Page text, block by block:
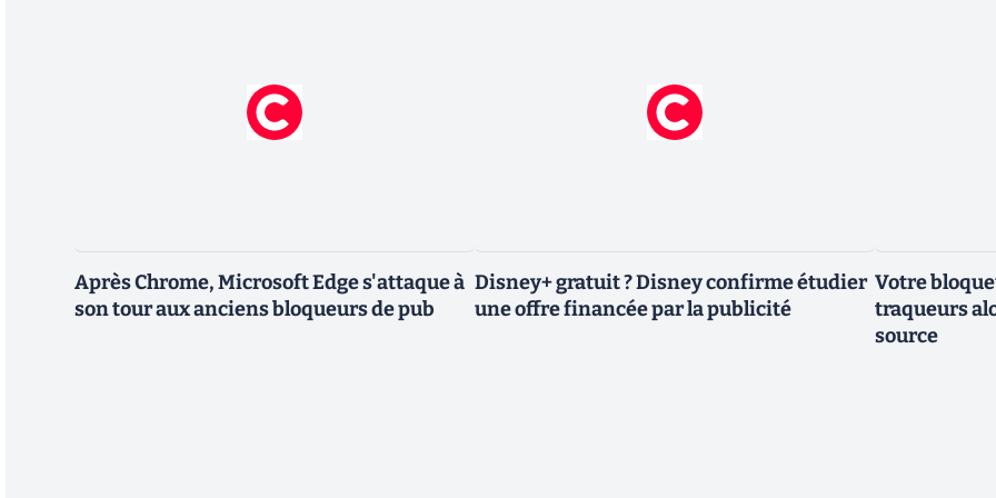
Après Chrome, Microsoft Edge s'attaque à
son tour aux anciens bloqueurs de pub
Disney+ gratuit ? Disney confirme étudier
une offre financée par la publicité
Votre
traqueurs
source